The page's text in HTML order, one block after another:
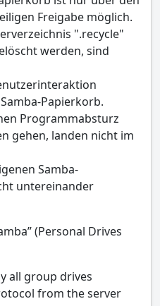
Freigabe möglich.
".recycle"
werden, sind
Papierkorb.
Programmabsturz
gehen, landen nicht im
Samba-
untereinander
(Personal Drives
all group drives
from the server